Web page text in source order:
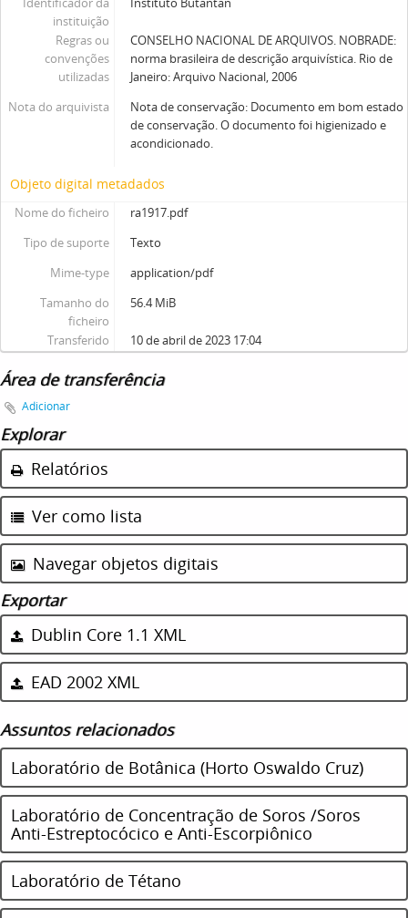
instituição
Regras ou
convenções
utilizadas
CONSELHO NACIONAL DE ARQUIVOS. NOBRADE:
norma brasileira de descrição arquivística. Rio de
Janeiro: Arquivo Nacional, 2006
Nota do arquivista
Nota de conservação: Documento em bom estado
de conservação. O documento foi higienizado e
acondicionado.
Objeto digital metadados
Nome do ficheiro
ra1917.pdf
Tipo de suporte
Texto
Mime-type
application/pdf
Tamanho do
ficheiro
56.4 MiB
Transferido 10 de abril de 2023 17:04
Área de transferência
Adicionar
Explorar
Relatórios
Ver como lista
Navegar objetos digitais
Exportar
Dublin Core 1.1 XML
EAD 2002 XML
Assuntos relacionados
Laboratório de Botânica (Horto Oswaldo Cruz)
Laboratório de Concentração de Soros /Soros
Anti-Estreptocócico e Anti-Escorpiônico
Laboratório de Tétano